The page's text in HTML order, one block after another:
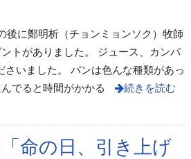
後に鄭明析（チョンミョンソク）牧師
トがありました。 ジュース、カンパ
さいました。 パンは色んな種類があっ
でると時間がかかる
続きを読む
命の日、引き上げ